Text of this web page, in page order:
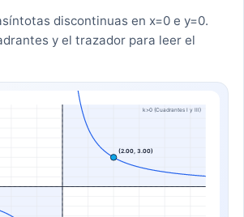
discontinuas en x=0 e y=0.
y el trazador para leer el
(2.00, 3.00)
k>0 (Cuadrantes I y III)